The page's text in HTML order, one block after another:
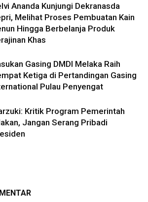
Ananda Kunjungi Dekranasda
Melihat Proses Pembuatan Kain
Hingga Berbelanja Produk
Khas
Gasing DMDI Melaka Raih
Ketiga di Pertandingan Gasing
Pulau Penyengat
Kritik Program Pemerintah
Jangan Serang Pribadi